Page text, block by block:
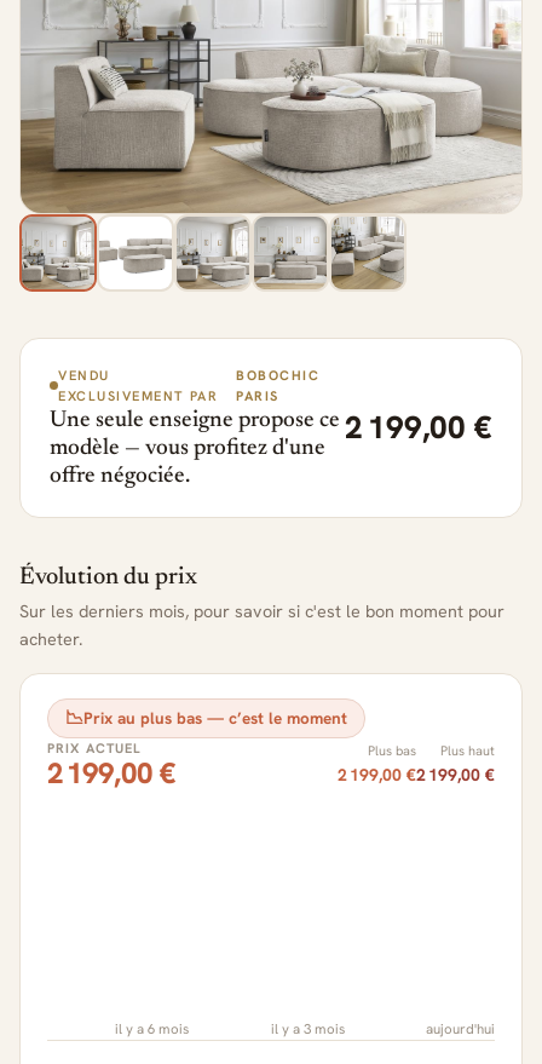
VENDU
EXCLUSIVEMENT PAR
BOBOCHIC
PARIS
Une seule enseigne propose ce
modèle — vous profitez d'une
offre négociée.
2 199,00 €
Évolution du prix
Sur les derniers mois, pour savoir si c'est le bon moment pour
acheter.
📉Prix au plus bas — c’est le moment
PRIX ACTUEL
2 199,00 €
Plus bas
2 199,00 €
Plus haut
2 199,00 €
il y a 6 mois il y a 3 mois aujourd'hui